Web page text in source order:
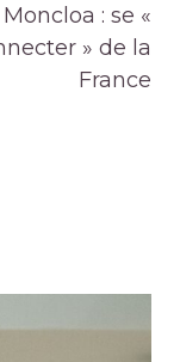
: se «
» de la
France